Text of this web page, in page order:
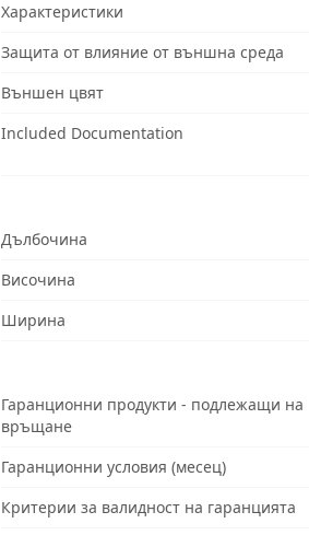
Характеристики
Защита от влияние от външна среда
Външен цвят
Included Documentation
Дълбочина
Височина
Ширина
Гаранционни продукти - подлежащи на
връщане
Гаранционни условия (месец)
Критерии за валидност на гаранцията